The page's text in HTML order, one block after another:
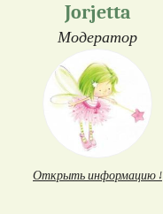
Jorjetta
Модератор
Открыть информацию ↓